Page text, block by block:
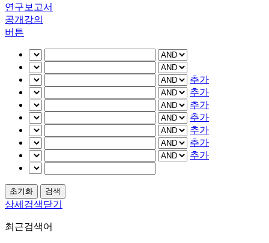
연구보고서
공개강의
버튼
추가
추가
추가
추가
추가
추가
추가
상세검색닫기
최근검색어